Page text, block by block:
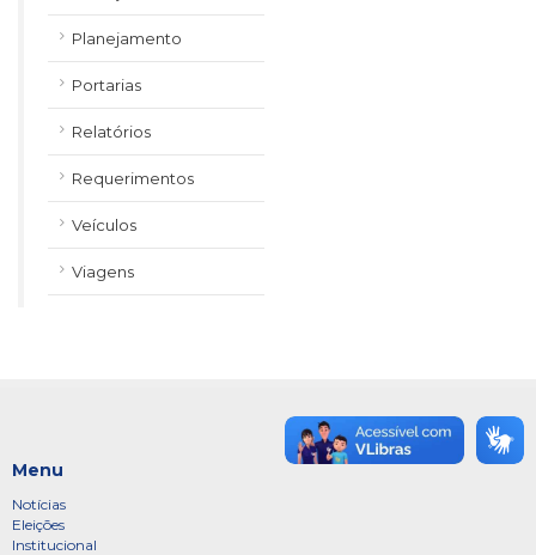
Planejamento
Portarias
Relatórios
Requerimentos
Veículos
Viagens
Menu
Notícias
Eleições
Institucional